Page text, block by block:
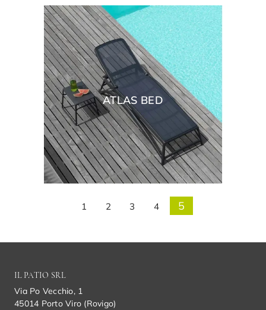
ATLAS BED
1 2 3 4 5
IL PATIO SRL
Via Po Vecchio, 1
45014 Porto Viro (Rovigo)